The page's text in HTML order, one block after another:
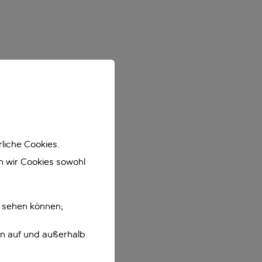
Cookies.
wir Cookies sowohl
können;
auf und außerhalb